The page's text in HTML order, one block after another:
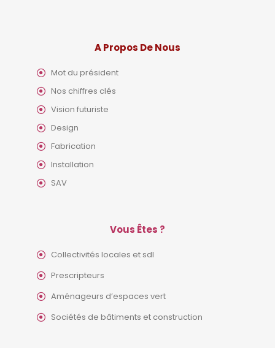
A Propos De Nous
Mot du président
Nos chiffres clés
Vision futuriste
Design
Fabrication
Installation
SAV
Vous Êtes ?
Collectivités locales et sdl
Prescripteurs
Aménageurs d’espaces vert
Sociétés de bâtiments et construction